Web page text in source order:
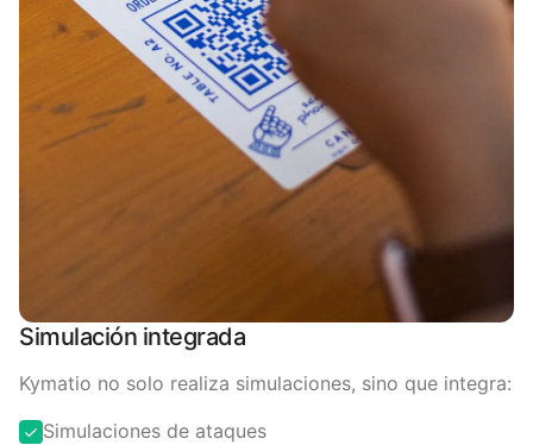
Simulación integrada
Kymatio no solo realiza simulaciones, sino que integra:
Simulaciones de ataques